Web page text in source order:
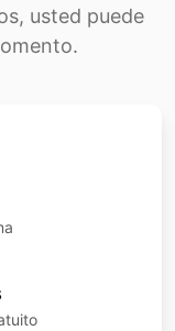
usted puede